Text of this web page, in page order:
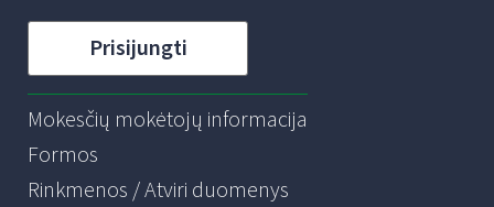
Prisijungti
Mokesčių mokėtojų informacija
Formos
Rinkmenos / Atviri duomenys